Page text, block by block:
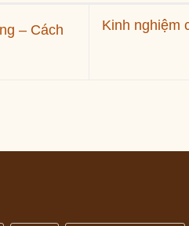
– Cách
Kinh nghiệm